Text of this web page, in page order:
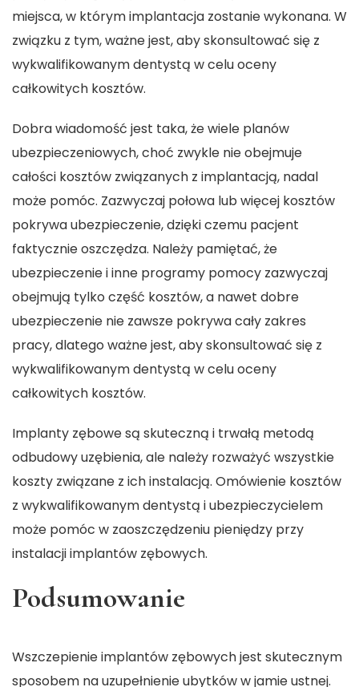
miejsca, w którym implantacja zostanie wykonana. W
związku z tym, ważne jest, aby skonsultować się z
wykwalifikowanym dentystą w celu oceny
całkowitych kosztów.
Dobra wiadomość jest taka, że wiele planów
ubezpieczeniowych, choć zwykle nie obejmuje
całości kosztów związanych z implantacją, nadal
może pomóc. Zazwyczaj połowa lub więcej kosztów
pokrywa ubezpieczenie, dzięki czemu pacjent
faktycznie oszczędza. Należy pamiętać, że
ubezpieczenie i inne programy pomocy zazwyczaj
obejmują tylko część kosztów, a nawet dobre
ubezpieczenie nie zawsze pokrywa cały zakres
pracy, dlatego ważne jest, aby skonsultować się z
wykwalifikowanym dentystą w celu oceny
całkowitych kosztów.
Implanty zębowe są skuteczną i trwałą metodą
odbudowy uzębienia, ale należy rozważyć wszystkie
koszty związane z ich instalacją. Omówienie kosztów
z wykwalifikowanym dentystą i ubezpieczycielem
może pomóc w zaoszczędzeniu pieniędzy przy
instalacji implantów zębowych.
Podsumowanie
Wszczepienie implantów zębowych jest skutecznym
sposobem na uzupełnienie ubytków w jamie ustnej.